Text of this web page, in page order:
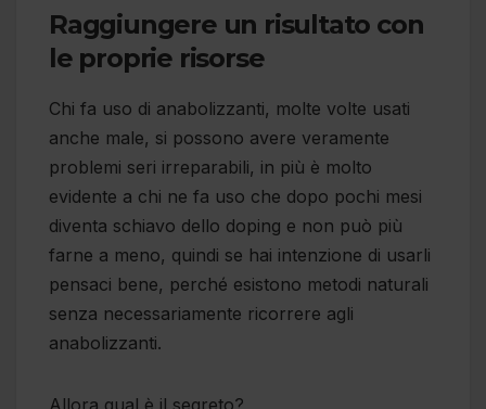
Raggiungere un risultato con
le proprie risorse
Chi fa uso di anabolizzanti, molte volte usati
anche male, si possono avere veramente
problemi seri irreparabili, in più è molto
evidente a chi ne fa uso che dopo pochi mesi
diventa schiavo dello doping e non può più
farne a meno, quindi se hai intenzione di usarli
pensaci bene, perché esistono metodi naturali
senza necessariamente ricorrere agli
anabolizzanti.